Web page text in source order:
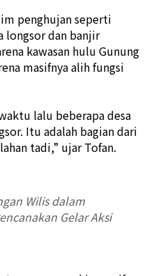
penghujan seperti
longsor dan banjir
kawasan hulu Gunung
masifnya alih fungsi
lalu beberapa desa
Itu adalah bagian dari
tadi,” ujar Tofan.
Wilis dalam
Gelar Aksi